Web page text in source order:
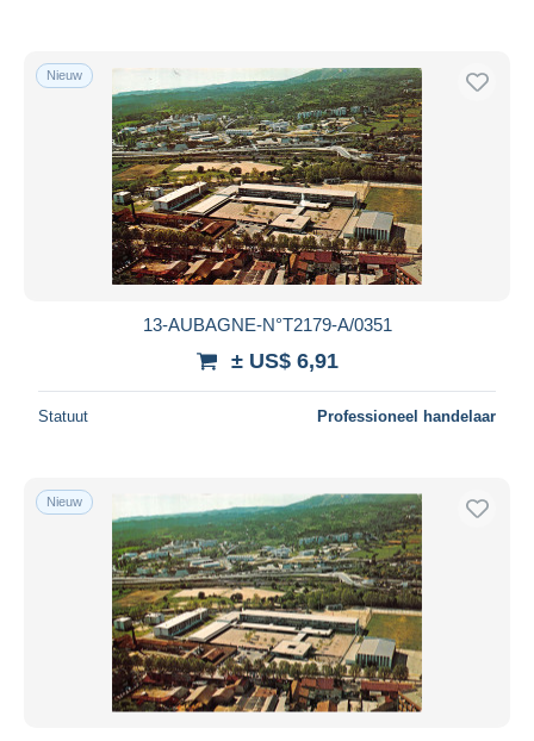
Nieuw
13-AUBAGNE-N°T2179-A/0351
± US$ 6,91
Statuut Professioneel handelaar
Nieuw